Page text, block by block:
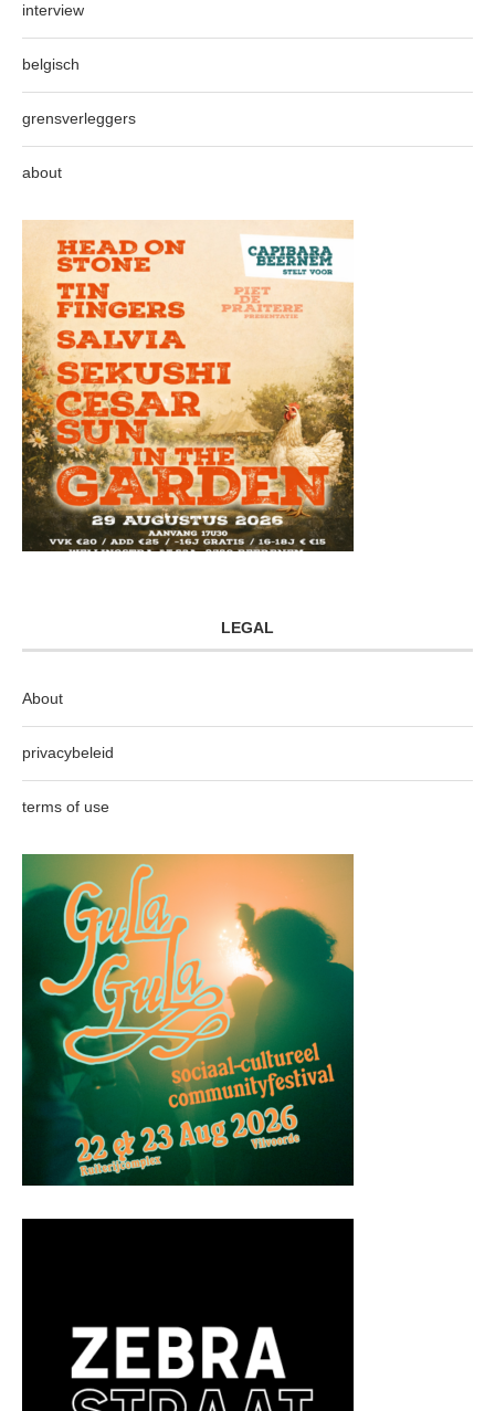
interview
belgisch
grensverleggers
about
LEGAL
About
privacybeleid
terms of use